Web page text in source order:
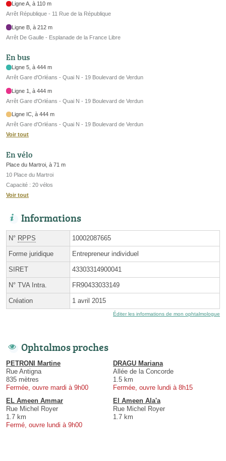
Ligne A, à 110 m
Arrêt République - 11 Rue de la République
Ligne B, à 212 m
Arrêt De Gaulle - Esplanade de la France Libre
En bus
Ligne 5, à 444 m
Arrêt Gare d'Orléans - Quai N - 19 Boulevard de Verdun
Ligne 1, à 444 m
Arrêt Gare d'Orléans - Quai N - 19 Boulevard de Verdun
Ligne IC, à 444 m
Arrêt Gare d'Orléans - Quai N - 19 Boulevard de Verdun
Voir tout
En vélo
Place du Martroi, à 71 m
10 Place du Martroi
Capacité : 20 vélos
Voir tout
Informations
N° RPPS 10002087665
Forme juridique Entrepreneur individuel
SIRET 43303314900041
N° TVA Intra. FR90433033149
Création 1 avril 2015
Éditer les informations de mon ophtalmologue
Ophtalmos proches
PETRONI Martine
Rue Antigna
835 mètres
Fermée, ouvre mardi à 9h00
DRAGU Mariana
Allée de la Concorde
1.5 km
Fermée, ouvre lundi à 8h15
EL Ameen Ammar
Rue Michel Royer
1.7 km
Fermé, ouvre lundi à 9h00
El Ameen Ala'a
Rue Michel Royer
1.7 km